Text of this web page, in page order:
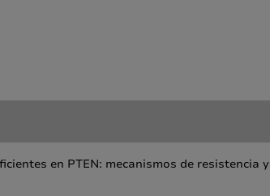
en PTEN: mecanismos de resistencia y